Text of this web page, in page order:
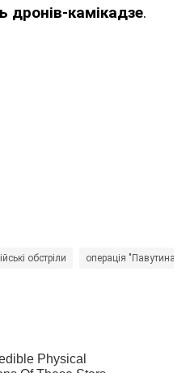
дронів-камікадзе.
обстріли операція "Павутина"